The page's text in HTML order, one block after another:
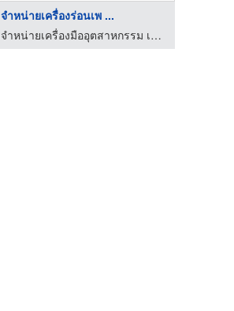
จำหน่ายเครื่องร่อนเพ ...
นำเข้าและจำหน่ายเครื่องมืออุตสาหกรรม เจ เอส มัลติเทค